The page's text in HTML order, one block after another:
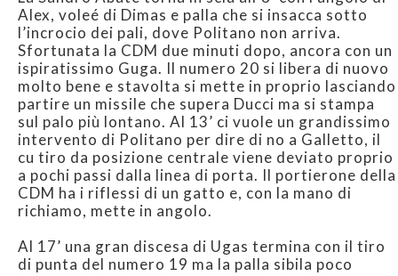
Alex, voleé di Dimas e palla che si insacca sotto
l’incrocio dei pali, dove Politano non arriva.
Sfortunata la CDM due minuti dopo, ancora con un
ispiratissimo Guga. Il numero 20 si libera di nuovo
molto bene e stavolta si mette in proprio lasciando
partire un missile che supera Ducci ma si stampa
sul palo più lontano. Al 13’ ci vuole un grandissimo
intervento di Politano per dire di no a Galletto, il
cu tiro da posizione centrale viene deviato proprio
a pochi passi dalla linea di porta. Il portierone della
CDM ha i riflessi di un gatto e, con la mano di
richiamo, mette in angolo.
Al 17’ una gran discesa di Ugas termina con il tiro
di punta del numero 19 ma la palla sibila poco